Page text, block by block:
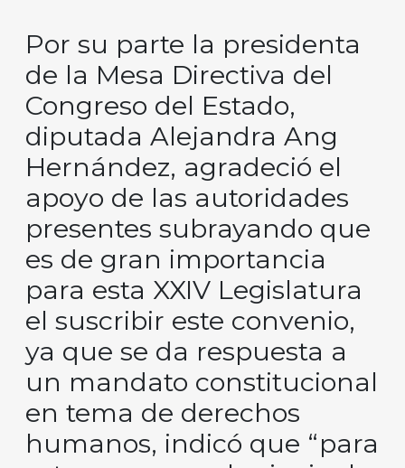
Por su parte la presidenta
de la Mesa Directiva del
Congreso del Estado,
diputada Alejandra Ang
Hernández, agradeció el
apoyo de las autoridades
presentes subrayando que
es de gran importancia
para esta XXIV Legislatura
el suscribir este convenio,
ya que se da respuesta a
un mandato constitucional
en tema de derechos
humanos, indicó que “para